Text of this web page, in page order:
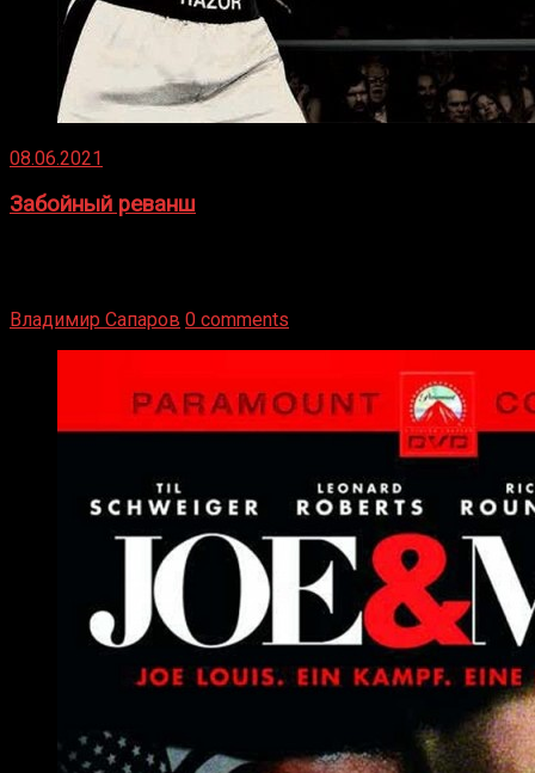
08.06.2021
Забойный реванш
Владимир Сапаров 0 comments